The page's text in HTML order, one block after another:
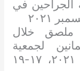
الجراحين في
ملصق خلال
لجمعية
الجراحين في الهند – ASICON ٢٠٢١، ١٧-١٩